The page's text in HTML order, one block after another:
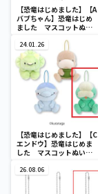
【恐竜はじめました】【A
バブちゃん】恐竜はじめ
ました マスコットぬい
24.01.26
【恐竜はじめました】【C
エンドウ】恐竜はじめま
した マスコットぬいぐ
26.08.06